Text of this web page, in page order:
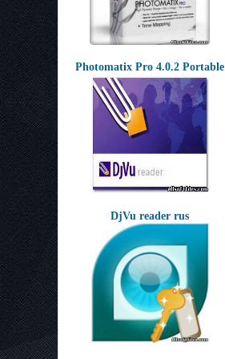
Photomatix Pro 4.0.2 Portable
DjVu reader rus